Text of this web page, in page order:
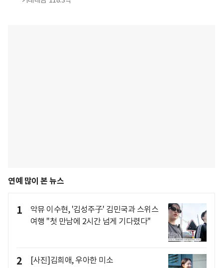
연예 많이 본 뉴스
1
악뮤 이수현, '김성주子' 김민국과 스위스
여행 "첫 만남에 2시간 넘게 기다렸다"
2 [사진]김희애, 우아한 미소